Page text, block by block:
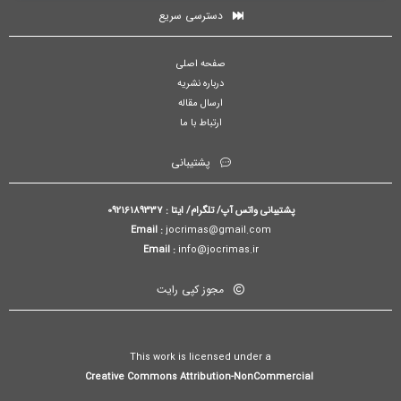
دسترسی سریع
صفحه اصلی
درباره نشریه
ارسال مقاله
ارتباط با ما
پشتیبانی
پشتیبانی واتس آپ/ تلگرام/ ایتا : 09216189337
Email :jocrimas@gmail.com
Email :info@jocrimas.ir
مجوز کپی رایت
This work is licensed under a